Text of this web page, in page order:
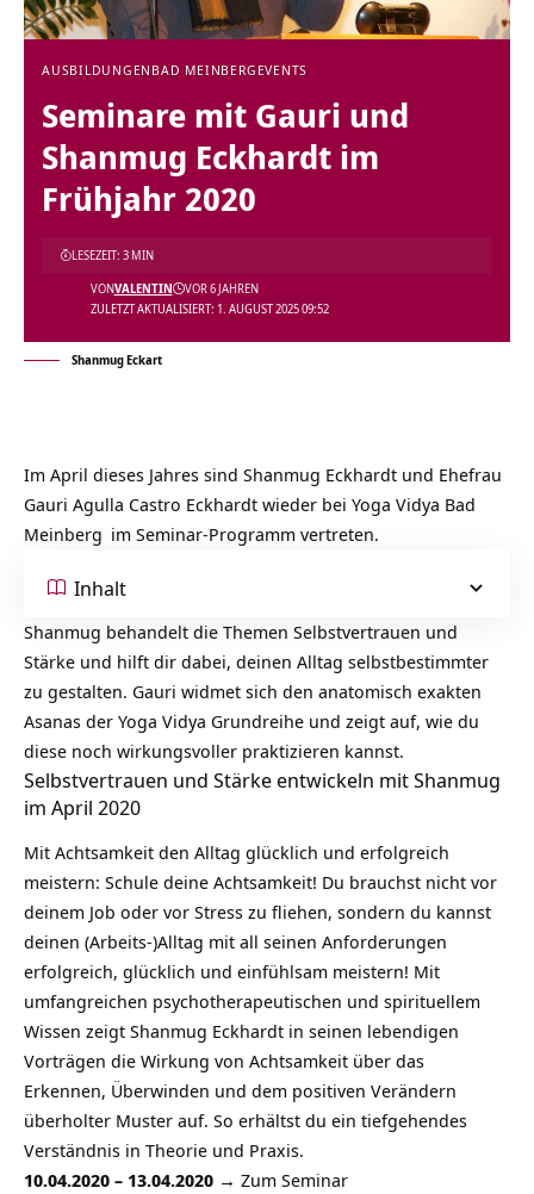
AUSBILDUNGEN BAD MEINBERG EVENTS
Seminare mit Gauri und
Shanmug Eckhardt im
Frühjahr 2020
ZULETZT AKTUALISIERT: 1. AUGUST 2025 09:52
VONVALENTIN VOR 6 JAHREN
LESEZEIT: 3 MIN
Shanmug Eckart
Im April dieses Jahres sind Shanmug Eckhardt und Ehefrau
Gauri Agulla Castro Eckhardt wieder bei Yoga Vidya Bad
Meinberg im Seminar-Programm vertreten.
Inhalt
Shanmug behandelt die Themen Selbstvertrauen und
Stärke und hilft dir dabei, deinen Alltag selbstbestimmter
zu gestalten. Gauri widmet sich den anatomisch exakten
Asanas der Yoga Vidya Grundreihe und zeigt auf, wie du
diese noch wirkungsvoller praktizieren kannst.
Selbstvertrauen und Stärke entwickeln mit Shanmug
im April 2020
Mit Achtsamkeit den Alltag glücklich und erfolgreich
meistern: Schule deine Achtsamkeit! Du brauchst nicht vor
deinem Job oder vor Stress zu fliehen, sondern du kannst
deinen (Arbeits-)Alltag mit all seinen Anforderungen
erfolgreich, glücklich und einfühlsam meistern! Mit
umfangreichen psychotherapeutischen und spirituellem
Wissen zeigt Shanmug Eckhardt in seinen lebendigen
Vorträgen die Wirkung von Achtsamkeit über das
Erkennen, Überwinden und dem positiven Verändern
überholter Muster auf. So erhältst du ein tiefgehendes
Verständnis in Theorie und Praxis.
10.04.2020 – 13.04.2020 → Zum Seminar